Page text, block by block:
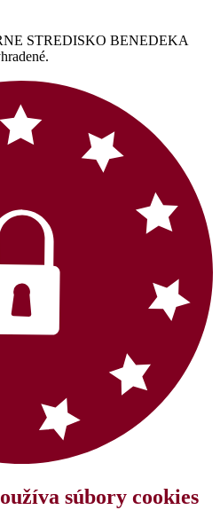
STREDISKO BENEDEKA
súbory cookies